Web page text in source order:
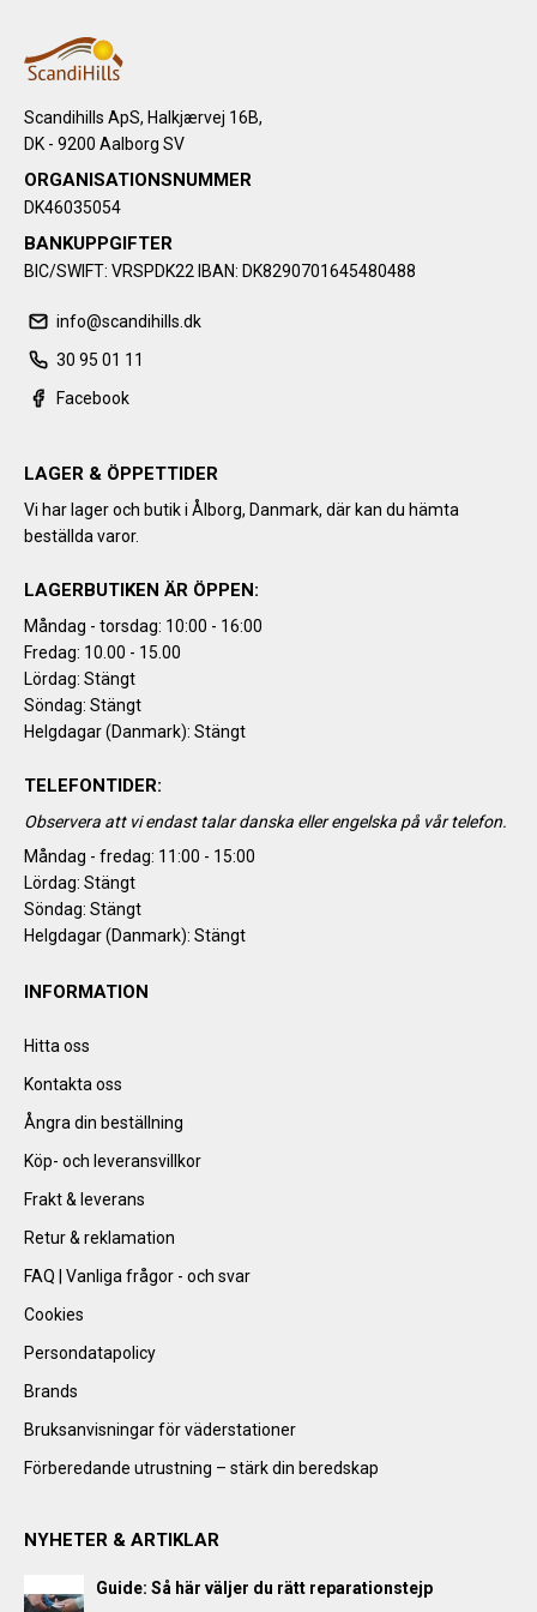
Scandihills ApS, Halkjærvej 16B,
DK - 9200 Aalborg SV
ORGANISATIONSNUMMER
DK46035054
BANKUPPGIFTER
BIC/SWIFT: VRSPDK22 IBAN: DK8290701645480488
info@scandihills.dk
30 95 01 11
Facebook
LAGER & ÖPPETTIDER
Vi har lager och butik i Ålborg, Danmark, där kan du hämta
beställda varor.
LAGERBUTIKEN ÄR ÖPPEN:
Måndag - torsdag: 10:00 - 16:00
Fredag: 10.00 - 15.00
Lördag: Stängt
Söndag: Stängt
Helgdagar (Danmark): Stängt
TELEFONTIDER:
Observera att vi endast talar danska eller engelska på vår telefon.
Måndag - fredag: 11:00 - 15:00
Lördag: Stängt
Söndag: Stängt
Helgdagar (Danmark): Stängt
INFORMATION
Hitta oss
Kontakta oss
Ångra din beställning
Köp- och leveransvillkor
Frakt & leverans
Retur & reklamation
FAQ | Vanliga frågor - och svar
Cookies
Persondatapolicy
Brands
Bruksanvisningar för väderstationer
Förberedande utrustning – stärk din beredskap
NYHETER & ARTIKLAR
Guide: Så här väljer du rätt reparationstejp